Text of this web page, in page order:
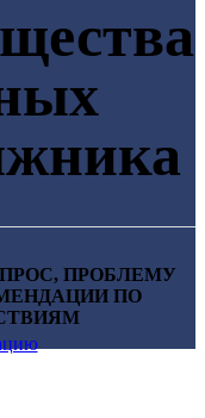
ПРОБЛЕМУ
ПО